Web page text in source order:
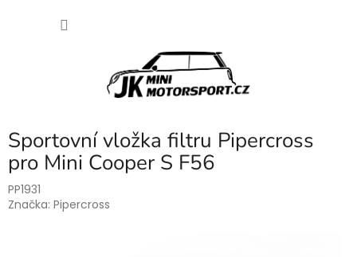
Sportovní vložka filtru Pipercross
pro Mini Cooper S F56
PP1931
Značka: Pipercross